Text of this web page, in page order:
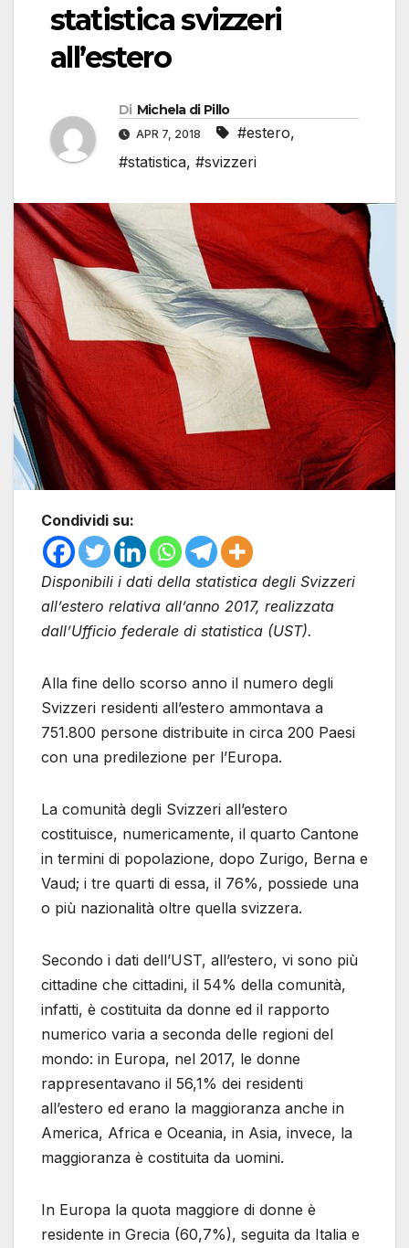
statistica svizzeri
all’estero
Di Michela di Pillo
APR 7, 2018 #estero,
#statistica, #svizzeri
Condividi su:
Disponibili i dati della statistica degli Svizzeri
all’estero relativa all’anno 2017, realizzata
dall’Ufficio federale di statistica (UST).
Alla fine dello scorso anno il numero degli
Svizzeri residenti all’estero ammontava a
751.800 persone distribuite in circa 200 Paesi
con una predilezione per l’Europa.
La comunità degli Svizzeri all’estero
costituisce, numericamente, il quarto Cantone
in termini di popolazione, dopo Zurigo, Berna e
Vaud; i tre quarti di essa, il 76%, possiede una
o più nazionalità oltre quella svizzera.
Secondo i dati dell’UST, all’estero, vi sono più
cittadine che cittadini, il 54% della comunità,
infatti, è costituita da donne ed il rapporto
numerico varia a seconda delle regioni del
mondo: in Europa, nel 2017, le donne
rappresentavano il 56,1% dei residenti
all’estero ed erano la maggioranza anche in
America, Africa e Oceania, in Asia, invece, la
maggioranza è costituita da uomini.
In Europa la quota maggiore di donne è
residente in Grecia (60,7%), seguita da Italia e